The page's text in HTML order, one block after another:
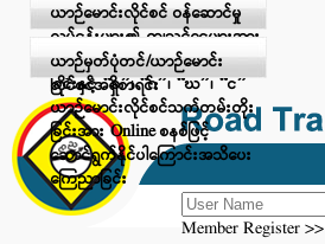
ယာဉ်မောင်းလိုင်စင် ဝန်ဆောင်မှု
လုပ်ငန်းများ၏ ကျသင့်ငွေများအား
Digital Payment ဖြင့် ငွေပေးချေ
ခြင်းနှင့် “ခ”၊ “ဂ”၊ “ဃ”၊ “င”
ယာဉ်မောင်းလိုင်စင်သက်တမ်းတိုး
ခြင်းအား Online စနစ်ဖြင့်
ဆောင်ရွက်နိုင်ပါကြောင်းအသိပေး
ကြေညာခြင်း
ယာဉ်မှတ်ပုံတင်/ယာဉ်မောင်း
လိုင်စင်အရှိစာရင်း
Member Register >>